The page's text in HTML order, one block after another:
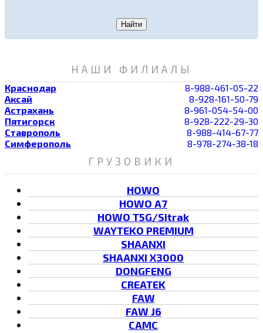
Найти
НАШИ ФИЛИАЛЫ
Краснодар
8-988-461-05-22
Аксай
8-928-161-50-79
Астрахань
8-961-054-54-00
Пятигорск
8-928-222-29-30
Ставрополь
8-988-414-67-77
Симферополь
8-978-274-38-18
ГРУЗОВИКИ
HOWO
HOWO A7
HOWO T5G/Sitrak
WAYTEKO PREMIUM
SHAANXI
SHAANXI X3000
DONGFENG
CREATEK
FAW
FAW J6
CAMC